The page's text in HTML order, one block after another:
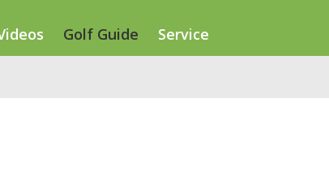
Golf Guide Service